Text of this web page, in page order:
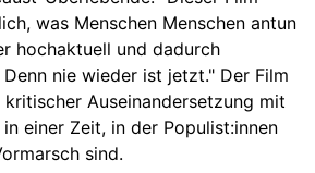
was Menschen Menschen antun
hochaktuell und dadurch
nie wieder ist jetzt." Der Film
Auseinandersetzung mit
einer Zeit, in der Populist:innen
sind.